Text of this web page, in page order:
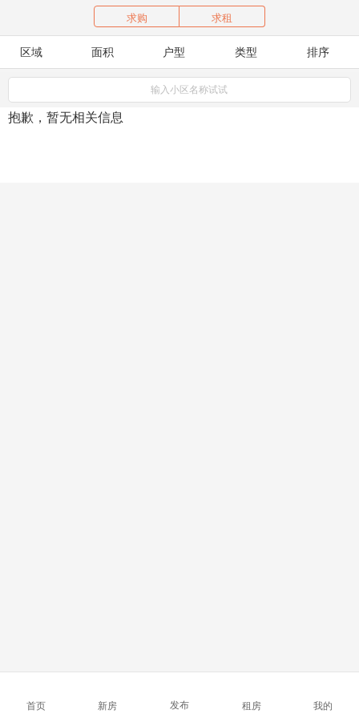
求购 求租
区域 面积 户型 类型 排序
输入小区名称试试
抱歉，暂无相关信息
首页 新房 发布 租房 我的